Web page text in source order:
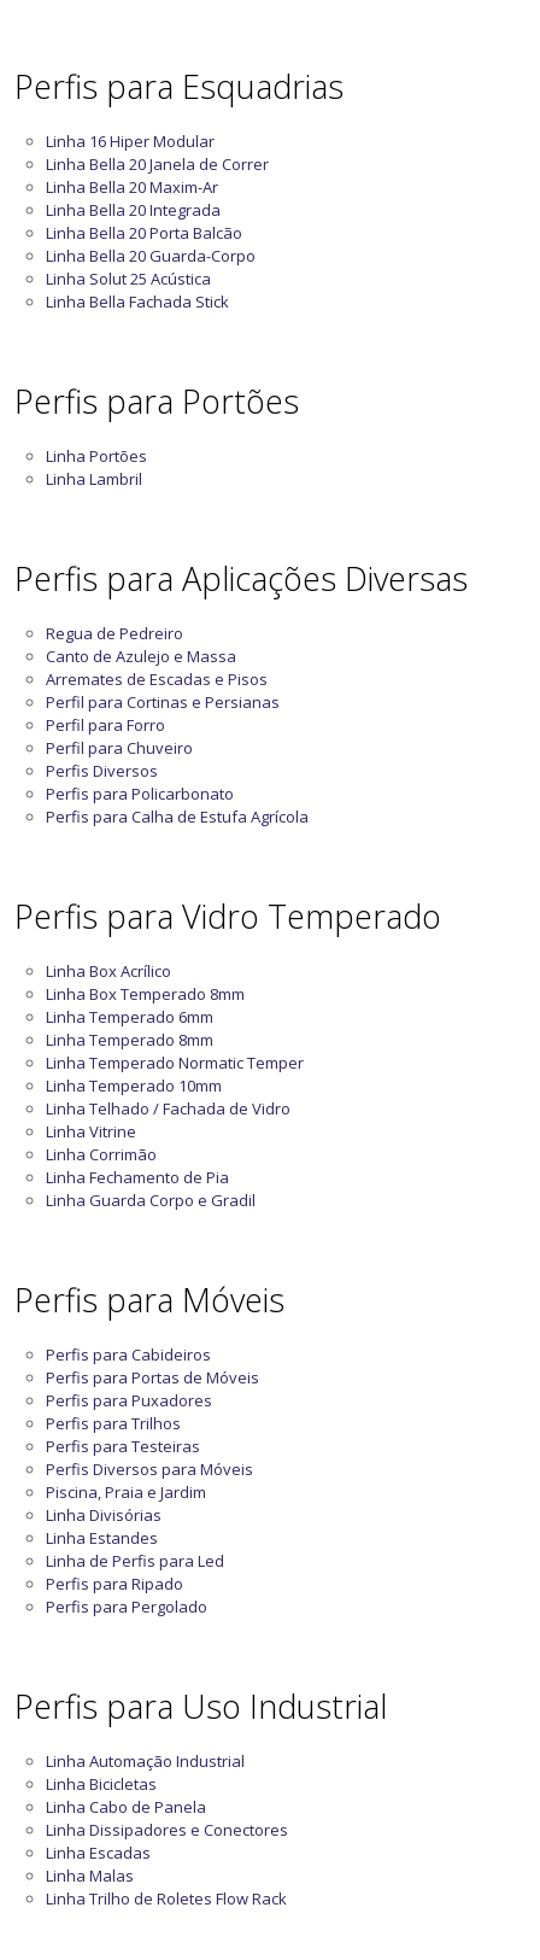
Perfis para Esquadrias
Linha 16 Hiper Modular
Linha Bella 20 Janela de Correr
Linha Bella 20 Maxim-Ar
Linha Bella 20 Integrada
Linha Bella 20 Porta Balcão
Linha Bella 20 Guarda-Corpo
Linha Solut 25 Acústica
Linha Bella Fachada Stick
Perfis para Portões
Linha Portões
Linha Lambril
Perfis para Aplicações Diversas
Regua de Pedreiro
Canto de Azulejo e Massa
Arremates de Escadas e Pisos
Perfil para Cortinas e Persianas
Perfil para Forro
Perfil para Chuveiro
Perfis Diversos
Perfis para Policarbonato
Perfis para Calha de Estufa Agrícola
Perfis para Vidro Temperado
Linha Box Acrílico
Linha Box Temperado 8mm
Linha Temperado 6mm
Linha Temperado 8mm
Linha Temperado Normatic Temper
Linha Temperado 10mm
Linha Telhado / Fachada de Vidro
Linha Vitrine
Linha Corrimão
Linha Fechamento de Pia
Linha Guarda Corpo e Gradil
Perfis para Móveis
Perfis para Cabideiros
Perfis para Portas de Móveis
Perfis para Puxadores
Perfis para Trilhos
Perfis para Testeiras
Perfis Diversos para Móveis
Piscina, Praia e Jardim
Linha Divisórias
Linha Estandes
Linha de Perfis para Led
Perfis para Ripado
Perfis para Pergolado
Perfis para Uso Industrial
Linha Automação Industrial
Linha Bicicletas
Linha Cabo de Panela
Linha Dissipadores e Conectores
Linha Escadas
Linha Malas
Linha Trilho de Roletes Flow Rack